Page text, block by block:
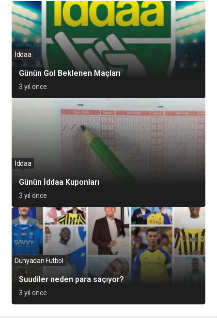
Günün Gol Beklenen Maçları
İddaa
3 yıl önce
Günün İddaa Kuponları
İddaa
3 yıl önce
Suudiler neden para saçıyor?
Dünyadan Futbol
3 yıl önce